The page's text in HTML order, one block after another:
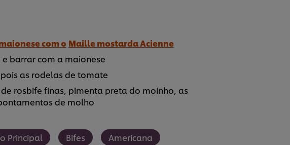
com o Maille mostarda Acienne
barrar com a maionese
as rodelas de tomate
rosbife finas, pimenta preta do moinho, as
de molho
Principal Bifes Americana